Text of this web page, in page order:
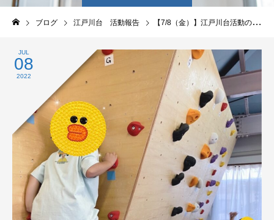
ブログ 江戸川台 活動報告 【7/8（金）】江戸川台活動の様子
JUL
08
2022